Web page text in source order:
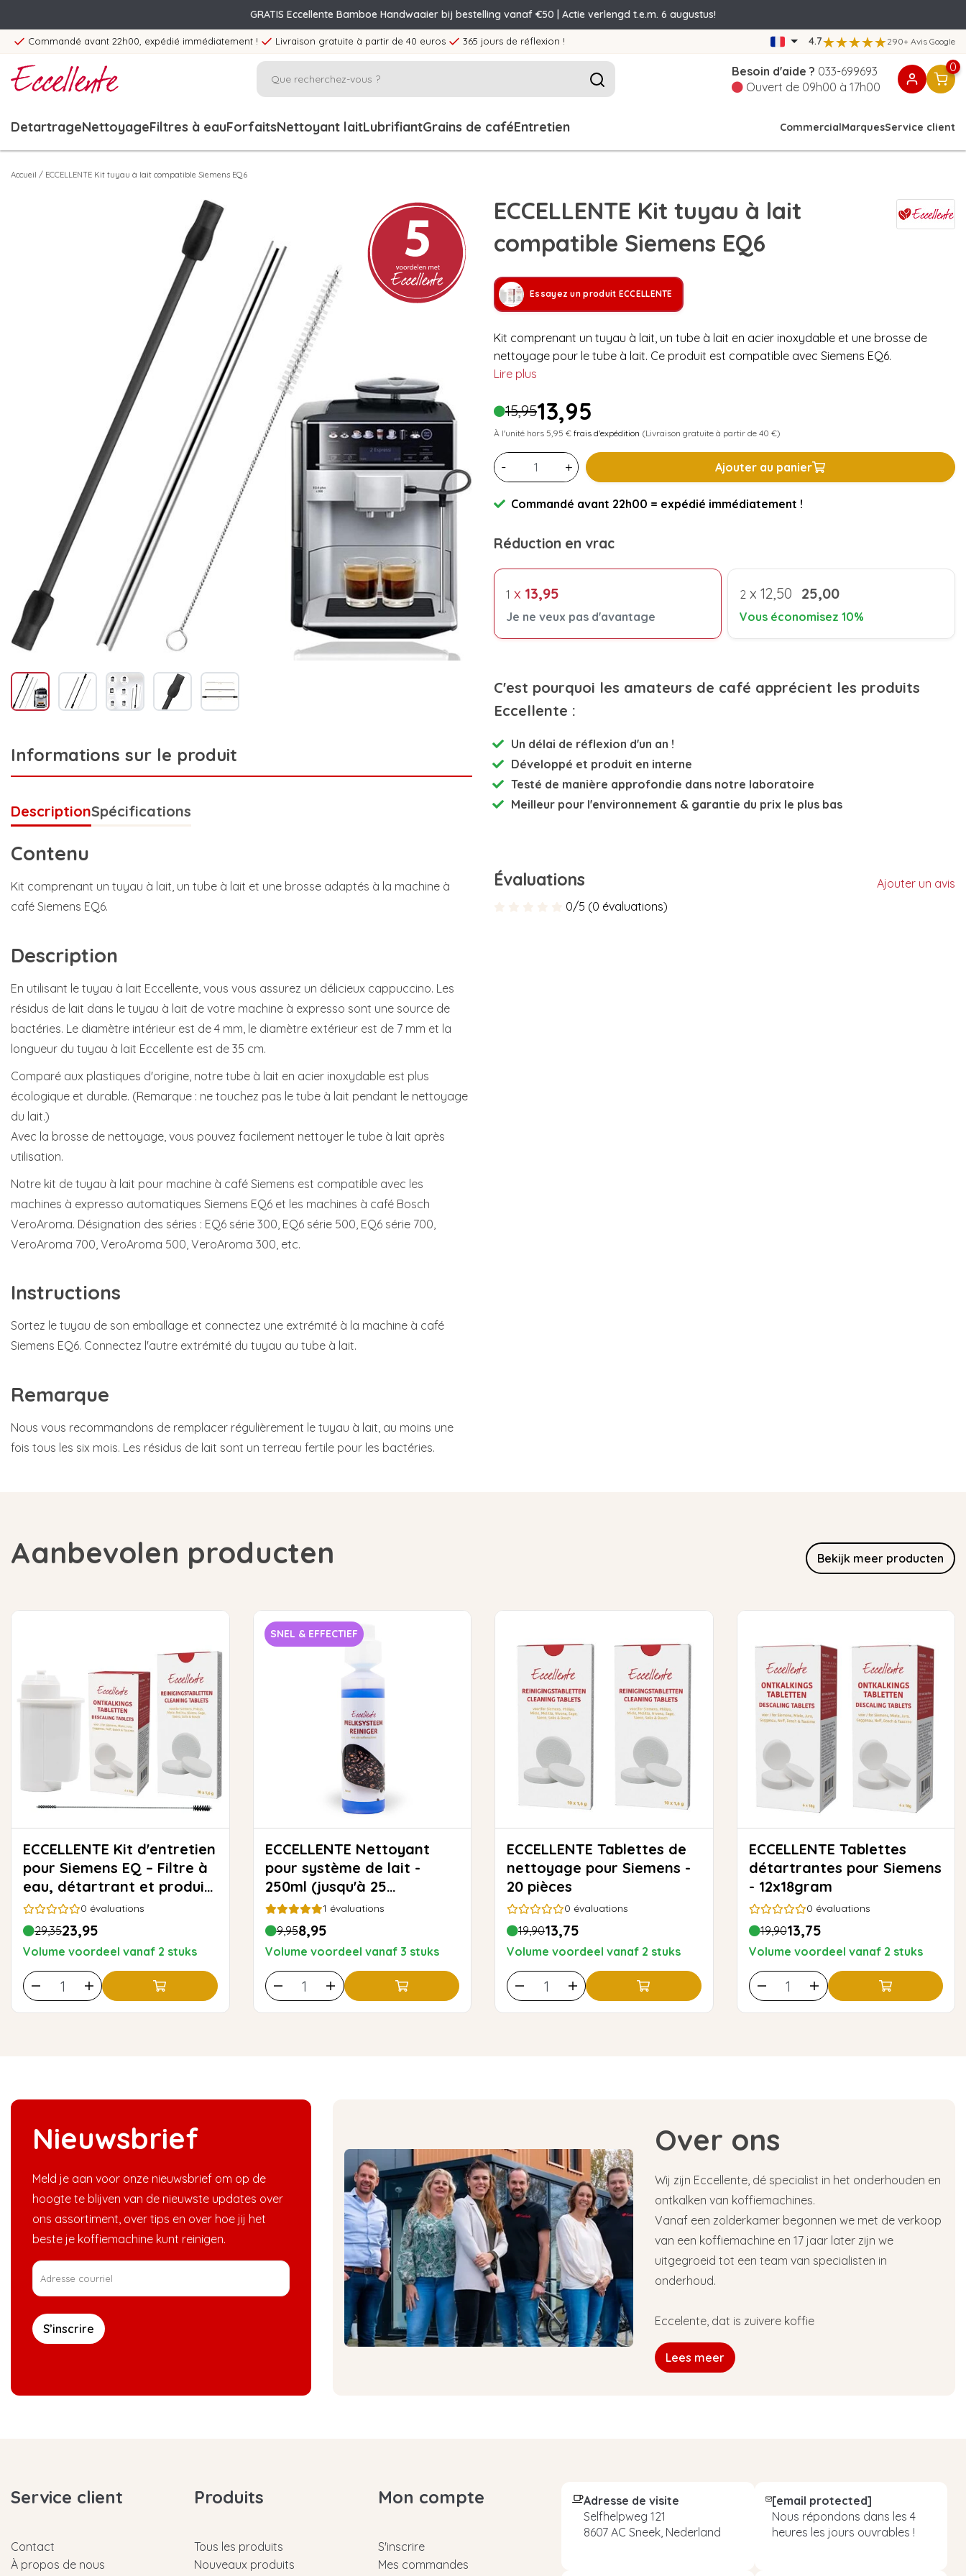
GRATIS Eccellente Bamboe Handwaaier bij bestelling vanaf €50 | Actie verlengd t.e.m. 6 augustus!
Commandé avant 22h00, expédié immédiatement ! Livraison gratuite à partir de 40 euros 365 jours de réflexion ! 4.7 290+ Avis Google
Besoin d'aide ? 033-699693
Ouvert de 09h00 à 17h00
0
DetartrageNettoyageFiltres à eauForfaitsNettoyant laitLubrifiantGrains de caféEntretien CommercialMarquesService client
Accueil / ECCELLENTE Kit tuyau à lait compatible Siemens EQ6
Informations sur le produit
DescriptionSpécifications
Contenu
Kit comprenant un tuyau à lait, un tube à lait et une brosse adaptés à la machine à
café Siemens EQ6.
Description
En utilisant le tuyau à lait Eccellente, vous vous assurez un délicieux cappuccino. Les
résidus de lait dans le tuyau à lait de votre machine à expresso sont une source de
bactéries. Le diamètre intérieur est de 4 mm, le diamètre extérieur est de 7 mm et la
longueur du tuyau à lait Eccellente est de 35 cm.
Comparé aux plastiques d'origine, notre tube à lait en acier inoxydable est plus
écologique et durable. (Remarque : ne touchez pas le tube à lait pendant le nettoyage
du lait.)
Avec la brosse de nettoyage, vous pouvez facilement nettoyer le tube à lait après
utilisation.
Notre kit de tuyau à lait pour machine à café Siemens est compatible avec les
machines à expresso automatiques Siemens EQ6 et les machines à café Bosch
VeroAroma. Désignation des séries : EQ6 série 300, EQ6 série 500, EQ6 série 700,
VeroAroma 700, VeroAroma 500, VeroAroma 300, etc.
Instructions
Sortez le tuyau de son emballage et connectez une extrémité à la machine à café
Siemens EQ6. Connectez l'autre extrémité du tuyau au tube à lait.
Remarque
Nous vous recommandons de remplacer régulièrement le tuyau à lait, au moins une
fois tous les six mois. Les résidus de lait sont un terreau fertile pour les bactéries.
ECCELLENTE Kit tuyau à lait
compatible Siemens EQ6
Essayez un produit ECCELLENTE
Kit comprenant un tuyau à lait, un tube à lait en acier inoxydable et une brosse de
nettoyage pour le tube à lait. Ce produit est compatible avec Siemens EQ6.
Lire plus
15,9513,95
À l'unité hors 5,95 € frais d'expédition (Livraison gratuite à partir de 40 €)
- + Ajouter au panier
Commandé avant 22h00 = expédié immédiatement !
Réduction en vrac
1 x 13,95
Je ne veux pas d'avantage
2 x 12,50 25,00
Vous économisez 10%
C'est pourquoi les amateurs de café apprécient les produits
Eccellente :
Un délai de réflexion d'un an !
Développé et produit en interne
Testé de manière approfondie dans notre laboratoire
Meilleur pour l'environnement & garantie du prix le plus bas
Évaluations
Ajouter un avis
0/5 (0 évaluations)
Aanbevolen producten Bekijk meer producten
ECCELLENTE Kit d'entretien
pour Siemens EQ – Filtre à
eau, détartrant et produit
de nettoyage
0 évaluations
29,3523,95
Volume voordeel vanaf 2 stuks
SNEL & EFFECTIEF
ECCELLENTE Nettoyant
pour système de lait -
250ml (jusqu'à 25
nettoyages)
1 évaluations
9,958,95
Volume voordeel vanaf 3 stuks
ECCELLENTE Tablettes de
nettoyage pour Siemens -
20 pièces
0 évaluations
19,9013,75
Volume voordeel vanaf 2 stuks
ECCELLENTE Tablettes
détartrantes pour Siemens
- 12x18gram
0 évaluations
19,9013,75
Volume voordeel vanaf 2 stuks
Nieuwsbrief
Meld je aan voor onze nieuwsbrief om op de
hoogte te blijven van de nieuwste updates over
ons assortiment, over tips en over hoe jij het
beste je koffiemachine kunt reinigen.
S’inscrire
Over ons
Wij zijn Eccellente, dé specialist in het onderhouden en
ontkalken van koffiemachines.
Vanaf een zolderkamer begonnen we met de verkoop
van een koffiemachine en 17 jaar later zijn we
uitgegroeid tot een team van specialisten in
onderhoud.
Eccelente, dat is zuivere koffie
Lees meer
Service client
Contact
À propos de nous
Produits
Tous les produits
Nouveaux produits
Mon compte
S'inscrire
Mes commandes
Adresse de visite
Selfhelpweg 121
8607 AC Sneek, Nederland
[email protected]
Nous répondons dans les 4
heures les jours ouvrables !